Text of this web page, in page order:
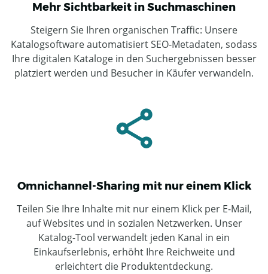
Mehr Sichtbarkeit in Suchmaschinen
Steigern Sie Ihren organischen Traffic: Unsere
Katalogsoftware automatisiert SEO-Metadaten, sodass
Ihre digitalen Kataloge in den Suchergebnissen besser
platziert werden und Besucher in Käufer verwandeln.
Omnichannel-Sharing mit nur einem Klick
Teilen Sie Ihre Inhalte mit nur einem Klick per E-Mail,
auf Websites und in sozialen Netzwerken. Unser
Katalog-Tool verwandelt jeden Kanal in ein
Einkaufserlebnis, erhöht Ihre Reichweite und
erleichtert die Produktentdeckung.